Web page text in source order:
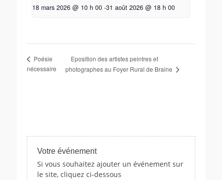
18 mars 2026 @ 10 h 00 -31 août 2026 @ 18 h 00
Poésie
nécessaire
Eposition des artistes peintres et
photographes au Foyer Rural de Braine
Votre événement
Si vous souhaitez ajouter un événement sur
le site, cliquez ci-dessous